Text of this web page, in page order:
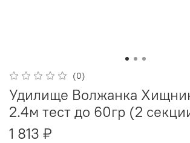
(0)
Удилище Волжанка
2.4м тест до 60гр (2
1 813 ₽